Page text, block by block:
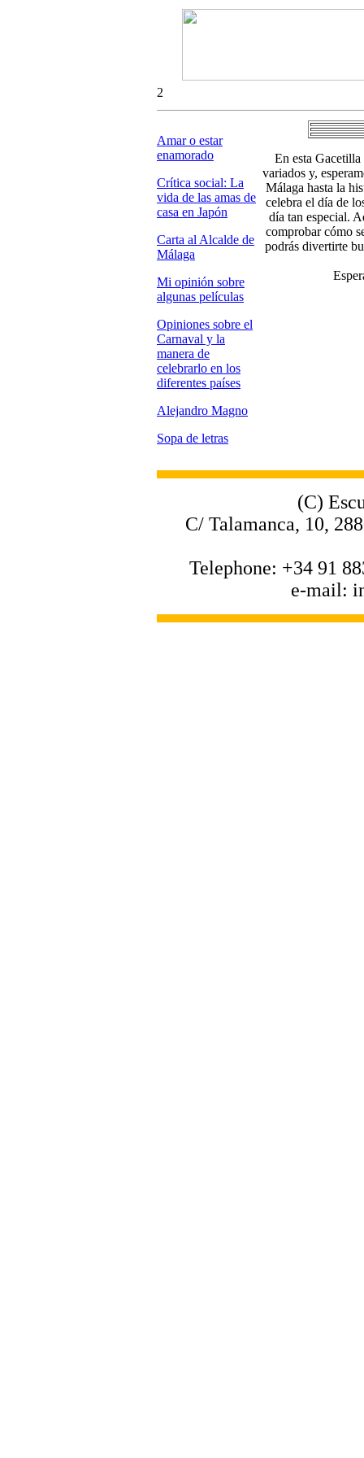
2
Amar o estar
enamorado
Crítica social: La
vida de las amas de
casa en Japón
Carta al Alcalde de
Málaga
Mi opinión sobre
algunas películas
Opiniones sobre el
Carnaval y la
manera de
celebrarlo en los
diferentes países
Alejandro Magno
Sopa de letras
En esta Gacetilla
variados y,
Málaga hasta la
celebra el día de
día tan especial.
comprobar cómo
podrás divertirte
(C)
C/ Talamanca, 10,
Telephone: +34 91
e-mail: